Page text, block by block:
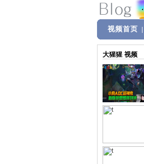
视频首页
大猩猩 视频